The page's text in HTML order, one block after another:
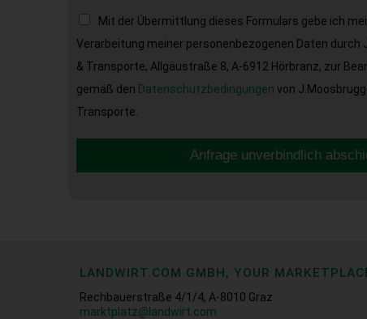
Mit der Übermittlung dieses Formulars gebe ich
Verarbeitung meiner personenbezogenen Daten durch
& Transporte, Allgäustraße 8, A-6912 Hörbranz, zur
gemäß den Datenschutzbedingungen von
Transporte.
Anfrage unverbindlich
LANDWIRT.COM GMBH, YOUR
Rechbauerstraße 4/1/4, A-8010 Graz
marktplatz@landwirt.com